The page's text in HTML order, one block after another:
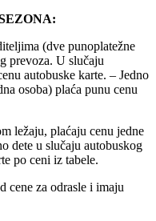
(dve punoplatežne
prevoza. U slučaju
autobuske karte. – Jedno
osoba) plaća punu cenu
ležaju, plaćaju cenu jedne
dete u slučaju autobuskog
po ceni iz tabele.
cene za odrasle i imaju